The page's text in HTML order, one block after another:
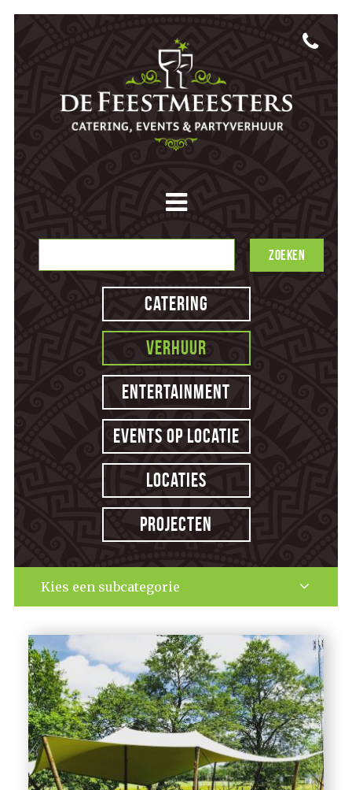
Catering
Verhuur
Entertainment
Events op locatie
Locaties
Projecten
Kies een subcategorie